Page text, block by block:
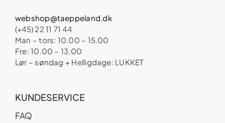
webshop@taeppeland.dk
(+45) 22 11 71 44
Man – tors: 10.00 – 15.00
Fre: 10.00 – 13.00
Lør – søndag + Helligdage: LUKKET
KUNDESERVICE
FAQ